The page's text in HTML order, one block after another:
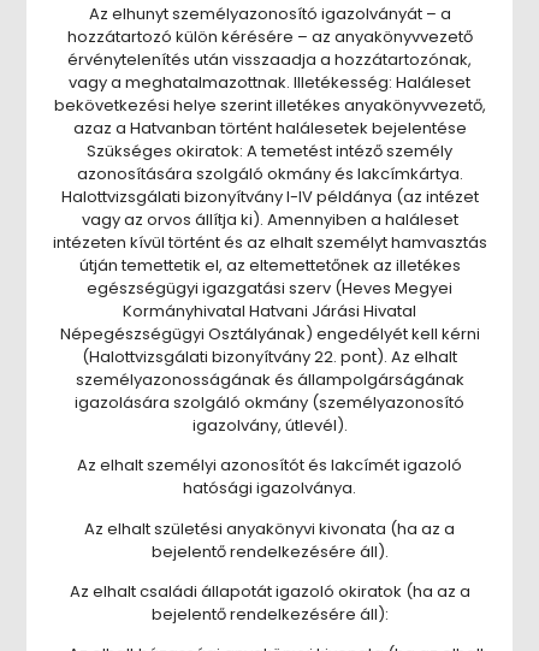
Az elhunyt személyazonosító igazolványát – a
hozzátartozó külön kérésére – az anyakönyvvezető
érvénytelenítés után visszaadja a hozzátartozónak,
vagy a meghatalmazottnak. Illetékesség: Haláleset
bekövetkezési helye szerint illetékes anyakönyvvezető,
azaz a Hatvanban történt halálesetek bejelentése
Szükséges okiratok: A temetést intéző személy
azonosítására szolgáló okmány és lakcímkártya.
Halottvizsgálati bizonyítvány I-IV példánya (az intézet
vagy az orvos állítja ki). Amennyiben a haláleset
intézeten kívül történt és az elhalt személyt hamvasztás
útján temettetik el, az eltemettetőnek az illetékes
egészségügyi igazgatási szerv (Heves Megyei
Kormányhivatal Hatvani Járási Hivatal
Népegészségügyi Osztályának) engedélyét kell kérni
(Halottvizsgálati bizonyítvány 22. pont). Az elhalt
személyazonosságának és állampolgárságának
igazolására szolgáló okmány (személyazonosító
igazolvány, útlevél).
Az elhalt személyi azonosítót és lakcímét igazoló
hatósági igazolványa.
Az elhalt születési anyakönyvi kivonata (ha az a
bejelentő rendelkezésére áll).
Az elhalt családi állapotát igazoló okiratok (ha az a
bejelentő rendelkezésére áll):